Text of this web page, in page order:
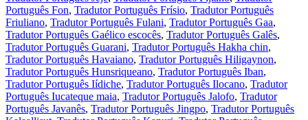
Português Fon, Tradutor Português Frísio, Tradutor Português
Friuliano, Tradutor Português Fulani, Tradutor Português Gaa,
Tradutor Português Gaélico escocês, Tradutor Português Galês,
Tradutor Português Guarani, Tradutor Português Hakha chin,
Tradutor Português Havaiano, Tradutor Português Hiligaynon,
Tradutor Português Hunsriqueano, Tradutor Português Iban,
Tradutor Português Iídiche, Tradutor Português Ilocano, Tradutor
Português Iucateque maia, Tradutor Português Jalofo, Tradutor
Português Javanês, Tradutor Português Jingpo, Tradutor Português